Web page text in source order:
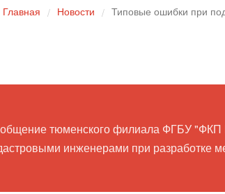
Главная / Новости / Типовые ошибки при
тюменского филиала ФГБУ "ФКП
инженерами при разработке